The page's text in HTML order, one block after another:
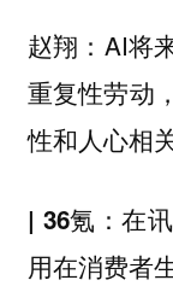
赵翔： AI将
重复性劳动
性和人心相
| 36氪：在
用在消费者